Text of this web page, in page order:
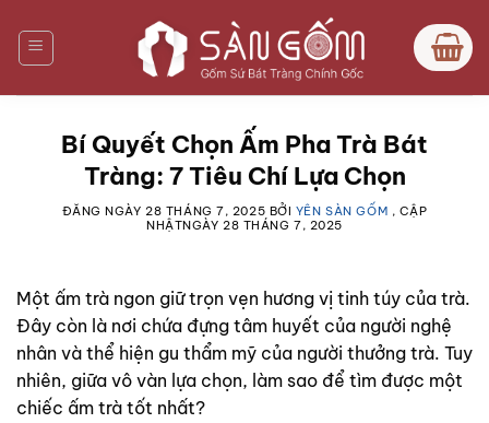
qua
nội
dung
Bí Quyết Chọn Ấm Pha Trà Bát
Tràng: 7 Tiêu Chí Lựa Chọn
ĐĂNG NGÀY 28 THÁNG 7, 2025 BỞI YÊN SÀN GỐM , CẬP
NHẬTNGÀY 28 THÁNG 7, 2025
Một ấm trà ngon giữ trọn vẹn hương vị tinh túy của trà.
Đây còn là nơi chứa đựng tâm huyết của người nghệ
nhân và thể hiện gu thẩm mỹ của người thưởng trà. Tuy
nhiên, giữa vô vàn lựa chọn, làm sao để tìm được một
chiếc ấm trà tốt nhất?